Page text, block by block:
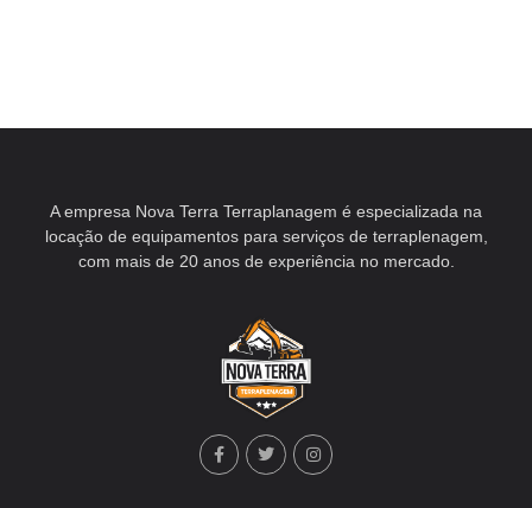
A empresa Nova Terra Terraplanagem é especializada na
locação de equipamentos para serviços de terraplenagem,
com mais de 20 anos de experiência no mercado.